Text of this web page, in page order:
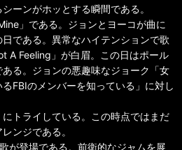
ーンがホッとする瞬間である。
」である。ジョンとヨーコが曲に
である。異常なハイテンションで歌
A Feeling」が白眉。この日はポール
る。ジョンの悪趣味なジョーク「女
FBIのメンバーを知っている」に対し
トライしている。この時点ではまだ
ンジである。
が登場である。前衛的なジャムを展